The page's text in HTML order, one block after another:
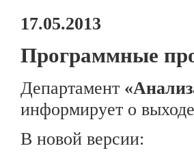
17.05.2013
Программные
Департамент
информирует о выходе
В новой версии: